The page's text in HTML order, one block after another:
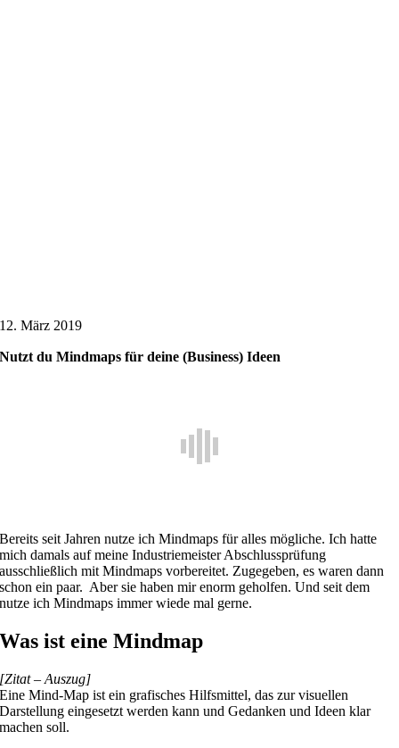
12. März 2019
Nutzt du Mindmaps für deine (Business) Ideen
Bereits seit Jahren nutze ich Mindmaps für alles mögliche. Ich hatte
mich damals auf meine Industriemeister Abschlussprüfung
ausschließlich mit Mindmaps vorbereitet. Zugegeben, es waren dann
schon ein paar. Aber sie haben mir enorm geholfen. Und seit dem
nutze ich Mindmaps immer wiede mal gerne.
Was ist eine Mindmap
[Zitat – Auszug]
Eine Mind-Map ist ein grafisches Hilfsmittel, das zur visuellen
Darstellung eingesetzt werden kann und Gedanken und Ideen klar
machen soll.